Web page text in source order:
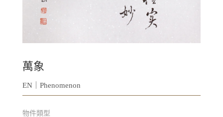
萬象
EN｜Phenomenon
物件類型